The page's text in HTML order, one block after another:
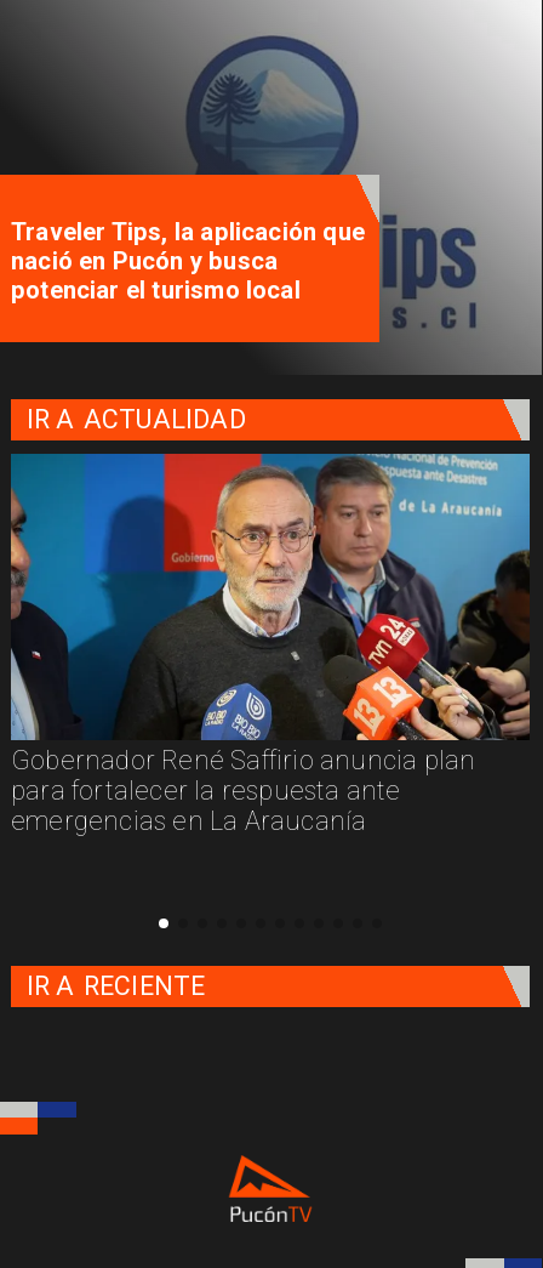
Traveler Tips, la aplicación que
nació en Pucón y busca
potenciar el turismo local
IR A ACTUALIDAD
Gobernador René Saffirio anuncia plan
para fortalecer la respuesta ante
emergencias en La Araucanía
IR A RECIENTE